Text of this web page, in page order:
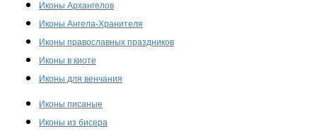
Иконы Архангелов
Иконы Ангела-Хранителя
Иконы православных праздников
Иконы в киоте
Иконы для венчания
Иконы писаные
Иконы из бисера